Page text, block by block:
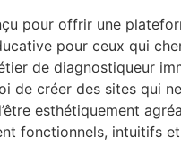
pour offrir une
pour ceux qui
de diagnostiqueur
de créer des sites qui
esthétiquement
fonctionnels, intuitifs